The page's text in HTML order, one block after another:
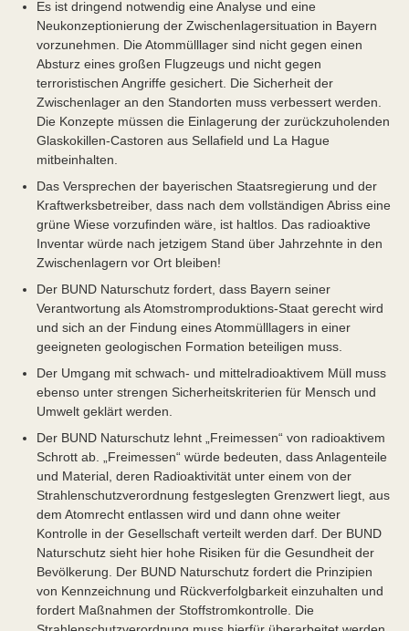
Es ist dringend notwendig eine Analyse und eine
Neukonzeptionierung der Zwischenlagersituation in Bayern
vorzunehmen. Die Atommülllager sind nicht gegen einen
Absturz eines großen Flugzeugs und nicht gegen
terroristischen Angriffe gesichert. Die Sicherheit der
Zwischenlager an den Standorten muss verbessert werden.
Die Konzepte müssen die Einlagerung der zurückzuholenden
Glaskokillen-Castoren aus Sellafield und La Hague
mitbeinhalten.
Das Versprechen der bayerischen Staatsregierung und der
Kraftwerksbetreiber, dass nach dem vollständigen Abriss eine
grüne Wiese vorzufinden wäre, ist haltlos. Das radioaktive
Inventar würde nach jetzigem Stand über Jahrzehnte in den
Zwischenlagern vor Ort bleiben!
Der BUND Naturschutz fordert, dass Bayern seiner
Verantwortung als Atomstromproduktions-Staat gerecht wird
und sich an der Findung eines Atommülllagers in einer
geeigneten geologischen Formation beteiligen muss.
Der Umgang mit schwach- und mittelradioaktivem Müll muss
ebenso unter strengen Sicherheitskriterien für Mensch und
Umwelt geklärt werden.
Der BUND Naturschutz lehnt „Freimessen“ von radioaktivem
Schrott ab. „Freimessen“ würde bedeuten, dass Anlagenteile
und Material, deren Radioaktivität unter einem von der
Strahlenschutzverordnung festgeslegten Grenzwert liegt, aus
dem Atomrecht entlassen wird und dann ohne weiter
Kontrolle in der Gesellschaft verteilt werden darf. Der BUND
Naturschutz sieht hier hohe Risiken für die Gesundheit der
Bevölkerung. Der BUND Naturschutz fordert die Prinzipien
von Kennzeichnung und Rückverfolgbarkeit einzuhalten und
fordert Maßnahmen der Stoffstromkontrolle. Die